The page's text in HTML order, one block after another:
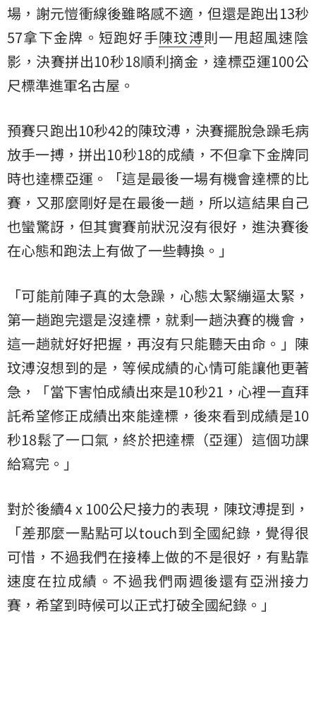
場，謝元愷衝線後雖略感不適，但還是跑出13秒
57拿下金牌。短跑好手陳玟溥則一甩超風速陰
影，決賽拼出10秒18順利摘金，達標亞運100公
尺標準進軍名古屋。
預賽只跑出10秒42的陳玟溥，決賽擺脫急躁毛病
放手一搏，拼出10秒18的成績，不但拿下金牌同
時也達標亞運。「這是最後一場有機會達標的比
賽，又那麼剛好是在最後一趟，所以這結果自己
也蠻驚訝，但其實賽前狀況沒有很好，進決賽後
在心態和跑法上有做了一些轉換。」
「可能前陣子真的太急躁，心態太緊繃逼太緊，
第一趟跑完還是沒達標，就剩一趟決賽的機會，
這一趟就好好把握，再沒有只能聽天由命。」陳
玟溥沒想到的是，等候成績的心情可能讓他更著
急，「當下害怕成績出來是10秒21，心裡一直拜
託希望修正成績出來能達標，後來看到成績是10
秒18鬆了一口氣，終於把達標（亞運）這個功課
給寫完。」
對於後續4 x 100公尺接力的表現，陳玟溥提到，
「差那麼一點點可以touch到全國紀錄，覺得很
可惜，不過我們在接棒上做的不是很好，有點靠
速度在拉成績。不過我們兩週後還有亞洲接力
賽，希望到時候可以正式打破全國紀錄。」